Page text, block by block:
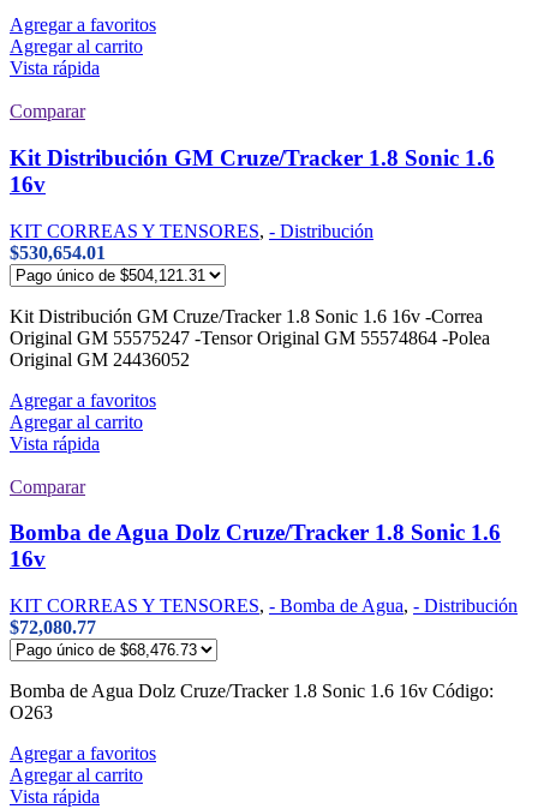
Agregar a favoritos
Agregar al carrito
Vista rápida
Comparar
Kit Distribución GM Cruze/Tracker 1.8 Sonic 1.6
16v
KIT CORREAS Y TENSORES, - Distribución
$530,654.01
Kit Distribución GM Cruze/Tracker 1.8 Sonic 1.6 16v -Correa
Original GM 55575247 -Tensor Original GM 55574864 -Polea
Original GM 24436052
Agregar a favoritos
Agregar al carrito
Vista rápida
Comparar
Bomba de Agua Dolz Cruze/Tracker 1.8 Sonic 1.6
16v
KIT CORREAS Y TENSORES, - Bomba de Agua, - Distribución
$72,080.77
Bomba de Agua Dolz Cruze/Tracker 1.8 Sonic 1.6 16v Código:
O263
Agregar a favoritos
Agregar al carrito
Vista rápida